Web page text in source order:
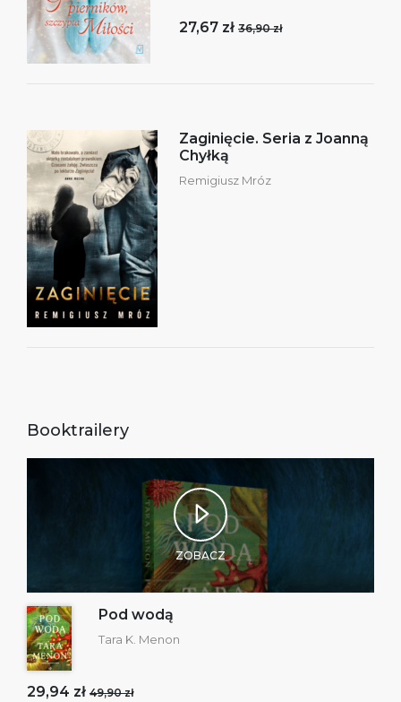
27,67 zł 36,90 zł
Zaginięcie. Seria z Joanną
Chyłką
Remigiusz Mróz
Booktrailery
ZOBACZ
Pod wodą
Tara K. Menon
29,94 zł 49,90 zł